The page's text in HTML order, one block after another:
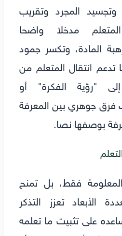
وتجسيد المجرد وتقريب
مدخلا واضحا
المادة، وتكسر جمود
تدعم انتقال المتعلم من
"رؤية الفكرة" أو
فرق جوهري بين المعرفة
بوصفها نصا.
فقط، بل تمنح
الأبعاد تعزز التذكر
على تثبيت ما تعلمه